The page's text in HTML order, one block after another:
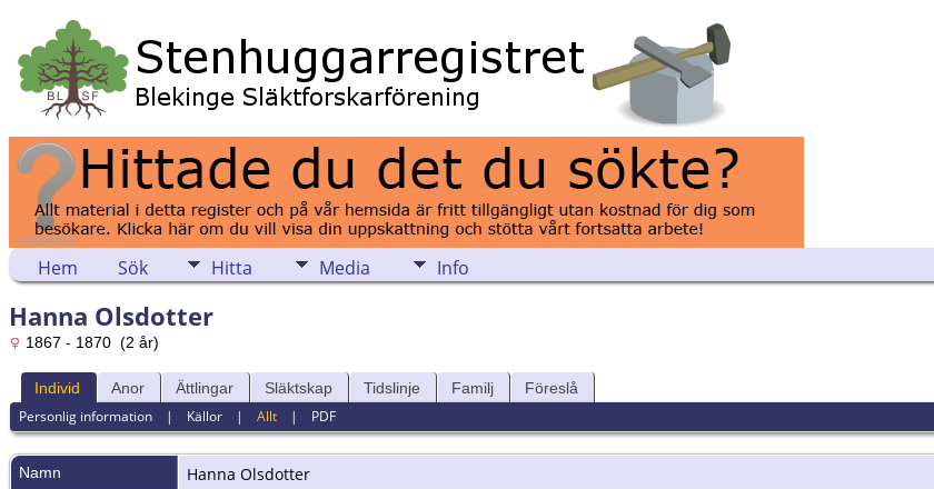
Hem Sök Hitta Media Info
Hanna Olsdotter
1867 - 1870 (2 år)
Individ Anor Ättlingar Släktskap Tidslinje Familj Föreslå
Personlig information | Källor |Allt | PDF
Namn Hanna Olsdotter